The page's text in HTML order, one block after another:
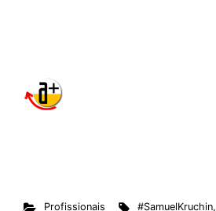
Profissionais #SamuelKruchin,